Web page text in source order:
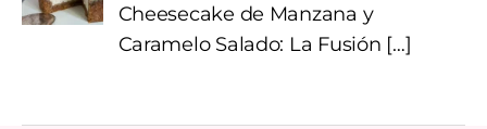
Cheesecake de Manzana y
Caramelo Salado: La Fusión […]